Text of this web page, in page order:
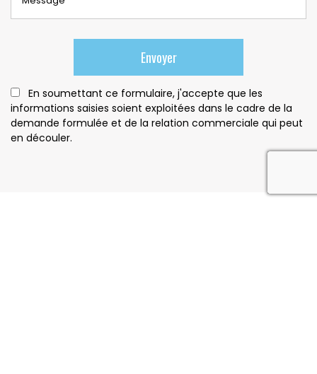
En soumettant ce formulaire, j'accepte que les
informations saisies soient exploitées dans le cadre de la
demande formulée et de la relation commerciale qui peut
en découler.